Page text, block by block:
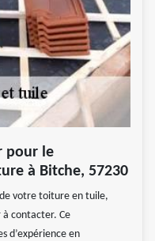
pour le
à Bitche, 57230
votre toiture en tuile,
contacter. Ce
d’expérience en